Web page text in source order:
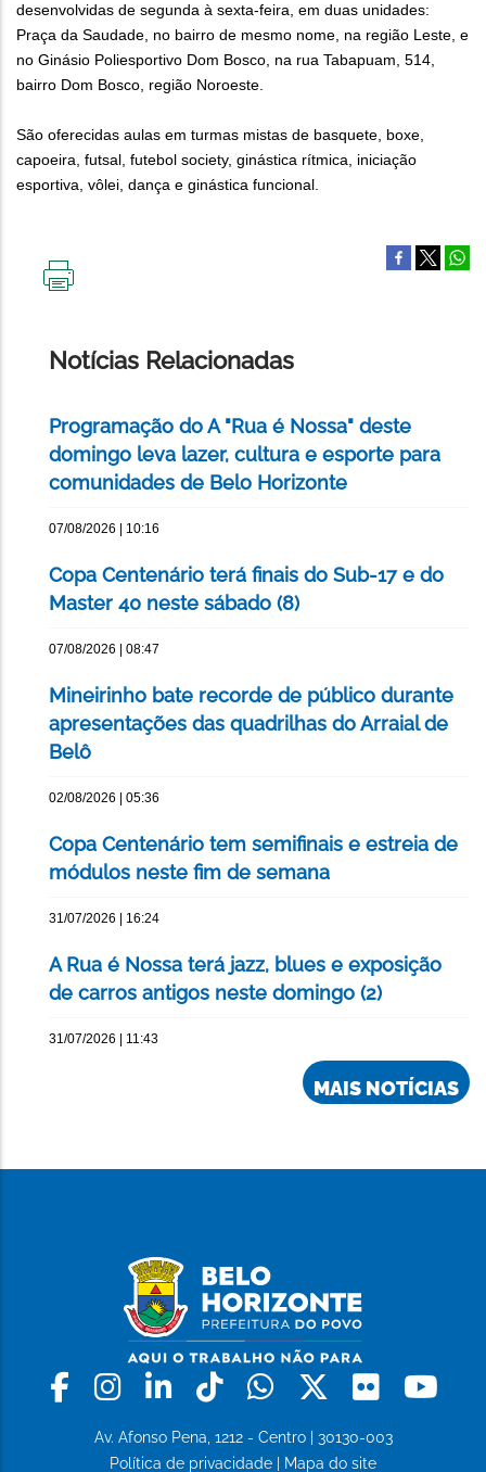
desenvolvidas de segunda à sexta-feira, em duas unidades:
Praça da Saudade, no bairro de mesmo nome, na região Leste, e
no Ginásio Poliesportivo Dom Bosco, na rua Tabapuam, 514,
bairro Dom Bosco, região Noroeste.
São oferecidas aulas em turmas mistas de basquete, boxe,
capoeira, futsal, futebol society, ginástica rítmica, iniciação
esportiva, vôlei, dança e ginástica funcional.
Notícias Relacionadas
Programação do A "Rua é Nossa" deste
domingo leva lazer, cultura e esporte para
comunidades de Belo Horizonte
07/08/2026 | 10:16
Copa Centenário terá finais do Sub-17 e do
Master 40 neste sábado (8)
07/08/2026 | 08:47
Mineirinho bate recorde de público durante
apresentações das quadrilhas do Arraial de
Belô
02/08/2026 | 05:36
Copa Centenário tem semifinais e estreia de
módulos neste fim de semana
31/07/2026 | 16:24
A Rua é Nossa terá jazz, blues e exposição
de carros antigos neste domingo (2)
31/07/2026 | 11:43
MAIS NOTÍCIAS
Facebook
Instagram
LinkedinTiktokWhatsapp
X Flickr
Av. Afonso Pena, 1212 - Centro | 30130-003
Política de privacidade
Mapa do site